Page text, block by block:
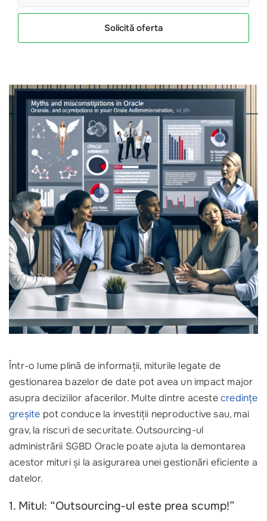
Solicită oferta
Într-o lume plină de informații, miturile legate de
gestionarea bazelor de date pot avea un impact major
asupra deciziilor afacerilor. Multe dintre acestecredințe
greșite pot conduce la investiții neproductive sau, mai
grav, la riscuri de securitate. Outsourcing-ul
administrării SGBD Oracle poate ajuta la demontarea
acestor mituri și la asigurarea unei gestionări eficiente a
datelor.
1. Mitul: “Outsourcing-ul este prea scump!”